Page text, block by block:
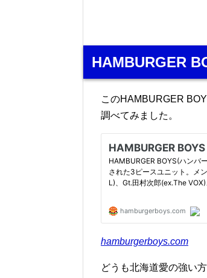
HAMBURGER
このHAMBURGER
調べてみました。
hamburgerboys.com
どうも北海道愛の強い